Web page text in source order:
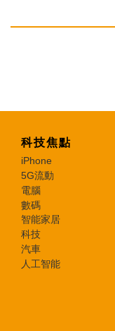
科技焦點
iPhone
5G流動
電腦
數碼
智能家居
科技
汽車
人工智能